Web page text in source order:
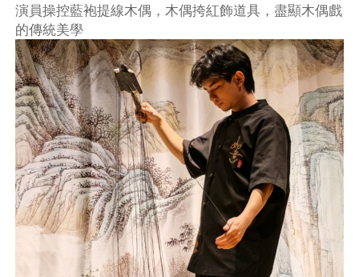
演員操控藍袍提線木偶，木偶挎紅飾道具，盡顯木偶戲
的傳統美學